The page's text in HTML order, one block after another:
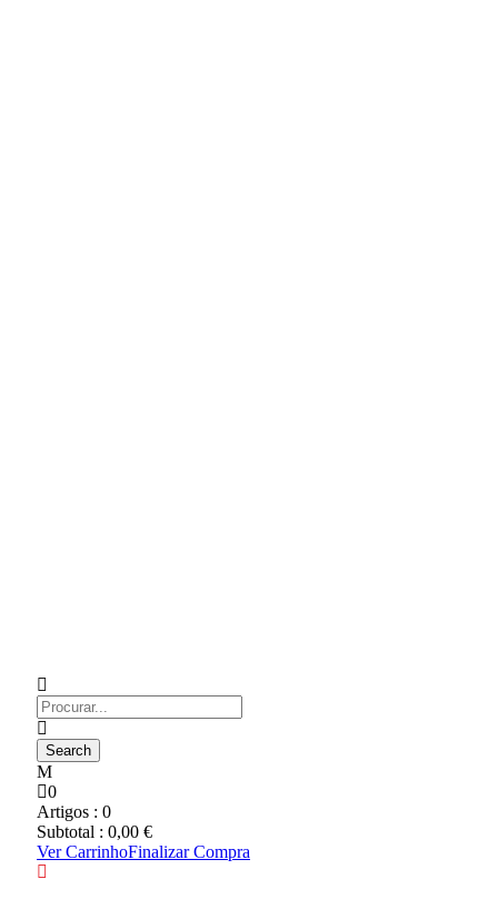
0
Artigos : 0
Subtotal : 0,00 €
Ver CarrinhoFinalizar Compra